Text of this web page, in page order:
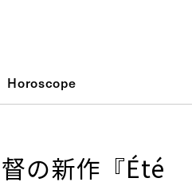
Horoscope
の新作『Été